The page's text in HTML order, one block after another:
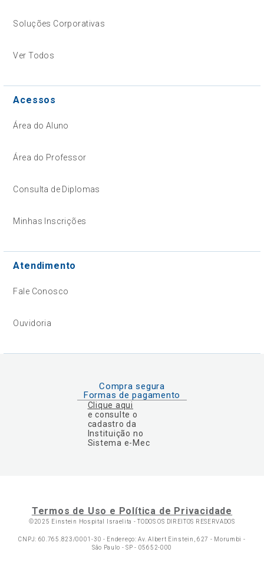
Soluções Corporativas
Ver Todos
Acessos
Área do Aluno
Área do Professor
Consulta de Diplomas
Minhas Inscrições
Atendimento
Fale Conosco
Ouvidoria
Compra segura
Formas de pagamento
Clique aqui
e consulte o
cadastro da
Instituição no
Sistema e-Mec
Termos de Uso e Política de Privacidade
©2025 Einstein Hospital Israelita -TODOS OS DIREITOS RESERVADOS
CNPJ: 60.765.823/0001-30 - Endereço: Av. Albert Einstein, 627 - Morumbi -
São Paulo - SP - 05652-000